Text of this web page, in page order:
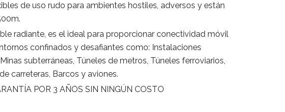
de uso rudo para ambientes hostiles, adversos y están
radiante, es el ideal para proporcionar conectividad móvil
confinados y desafiantes como: Instalaciones
subterráneas, Túneles de metros, Túneles ferroviarios,
carreteras, Barcos y aviones.
POR 3 AÑOS SIN NINGÚN COSTO